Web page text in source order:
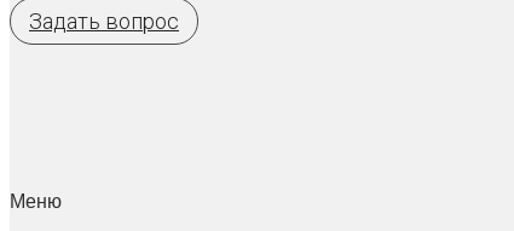
Задать вопрос
Меню